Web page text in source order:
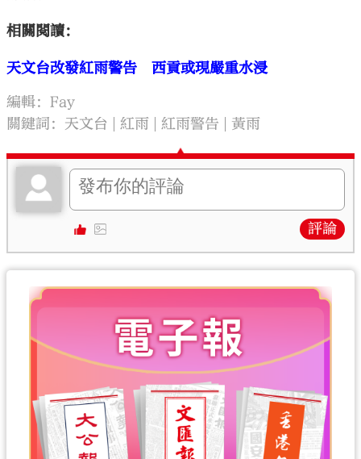
相關閱讀：
天文台改發紅雨警告 西貢或現嚴重水浸
編輯：Fay
關鍵詞： 天文台 紅雨 紅雨警告 黃雨
評論